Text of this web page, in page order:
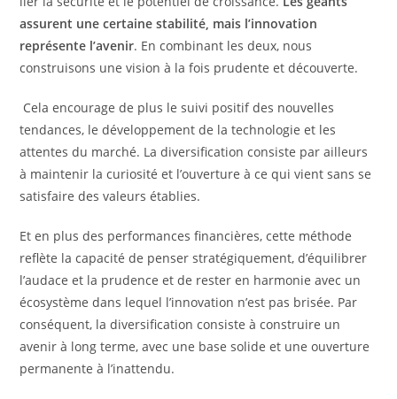
assurent une certaine stabilité, mais l’innovation
représente l’avenir. En combinant les deux, nous
construisons une vision à la fois prudente et découverte.
Cela encourage de plus le suivi positif des nouvelles
tendances, le développement de la technologie et les
attentes du marché. La diversification consiste par ailleurs
à maintenir la curiosité et l’ouverture à ce qui vient sans se
satisfaire des valeurs établies.
Et en plus des performances financières, cette méthode
reflète la capacité de penser stratégiquement, d’équilibrer
l’audace et la prudence et de rester en harmonie avec un
écosystème dans lequel l’innovation n’est pas brisée. Par
conséquent, la diversification consiste à construire un
avenir à long terme, avec une base solide et une ouverture
permanente à l’inattendu.